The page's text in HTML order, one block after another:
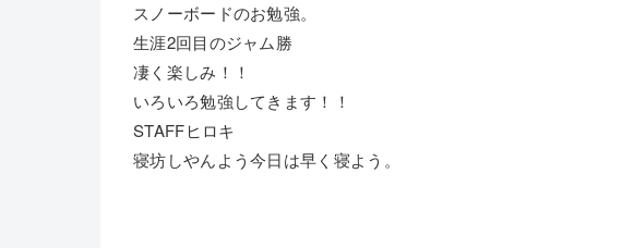
スノーボードのお勉強。
生涯2回目のジャム勝
凄く楽しみ！！
いろいろ勉強してきます！！
STAFFヒロキ
寝坊しやんよう今日は早く寝よう。